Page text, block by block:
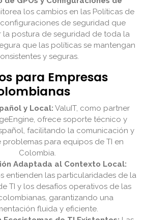
los cambios en las Políticas de
de seguridad que
la postura de seguridad de toda la
que las políticas se mantengan
y seguras.
para Empresas
y Local: ValuIT, como partner
ofrece soporte técnico y
facilitando la comunicación y
problemas para equipos de TI en
Colombia.
Adaptada al Contexto Local:
entienden las particularidades de la
TI y los desafíos operativos de las
garantizando una
fluida y eficiente.